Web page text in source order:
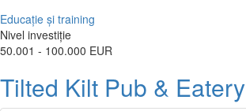
Educație și training
Nivel investiție
50.001 - 100.000 EUR
Tilted Kilt Pub & Eatery